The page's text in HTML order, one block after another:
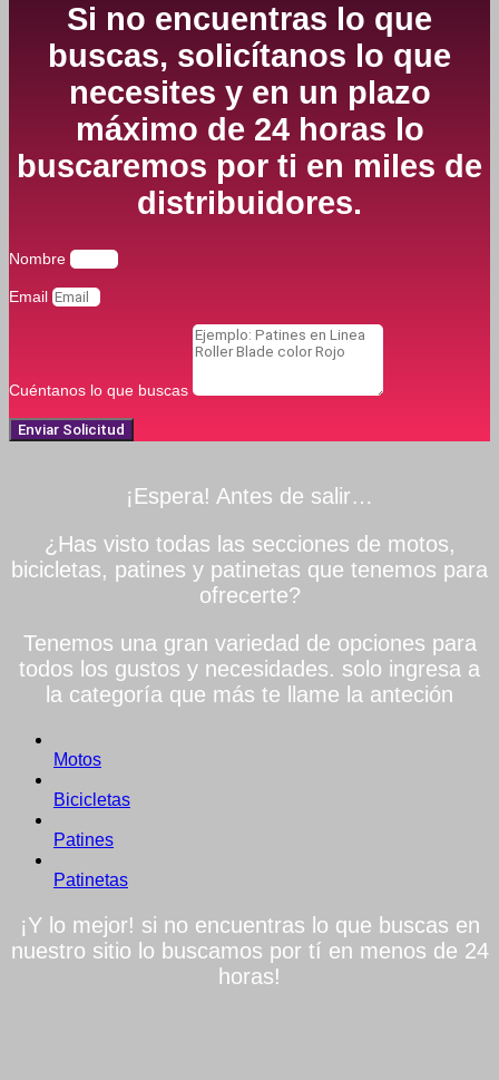
Si no encuentras lo que
buscas, solicítanos lo que
necesites y en un plazo
máximo de 24 horas lo
buscaremos por ti en miles de
distribuidores.
Nombre
Email
Cuéntanos lo que buscas
Enviar Solicitud
¡Espera! Antes de salir…
¿Has visto todas las secciones de motos,
bicicletas, patines y patinetas que tenemos para
ofrecerte?
Tenemos una gran variedad de opciones para
todos los gustos y necesidades. solo ingresa a
la categoría que más te llame la anteción
Motos
Bicicletas
Patines
Patinetas
¡Y lo mejor! si no encuentras lo que buscas en
nuestro sitio lo buscamos por tí en menos de 24
horas!